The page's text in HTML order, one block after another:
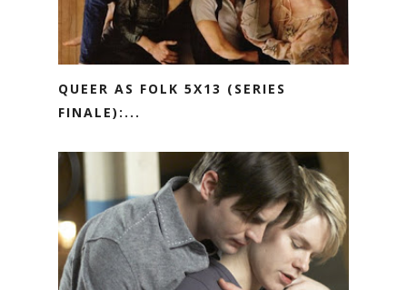
QUEER AS FOLK 5X13 (SERIES
FINALE):...